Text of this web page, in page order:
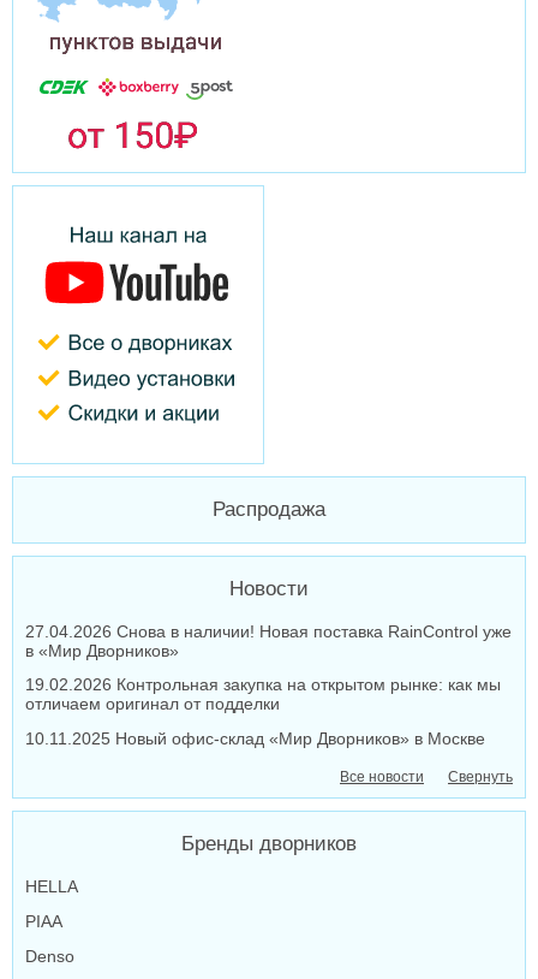
Распродажа
Новости
27.04.2026 Снова в наличии! Новая поставка RainControl уже
в «Мир Дворников»
19.02.2026 Контрольная закупка на открытом рынке: как мы
отличаем оригинал от подделки
10.11.2025 Новый офис-склад «Мир Дворников» в Москве
Свернуть
Все новости
Бренды дворников
HELLA
PIAA
Denso